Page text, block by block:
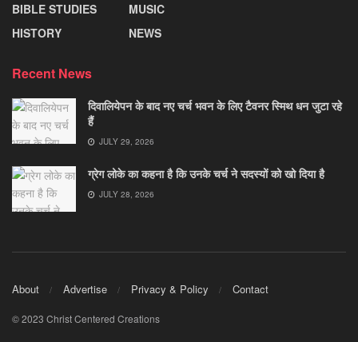
BIBLE STUDIES
HISTORY
MUSIC
NEWS
Recent News
दिवालियेपन के बाद नए चर्च भवन के लिए टैवनर स्मिथ धन जुटा रहे
हैं
JULY 29, 2026
ग्रेग लोके का कहना है कि उनके चर्च ने सदस्यों को खो दिया है
JULY 28, 2026
About Advertise Privacy & Policy Contact
© 2023 Christ Centered Creations